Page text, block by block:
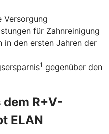
Versorgung
für Zahnreinigung
in den ersten Jahren der
1 gegenüber den
R+V-
ELAN